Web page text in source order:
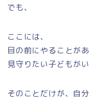
でも、
ここには、
目の前にやることがあ
見守りたい子どもがい
そのことだけが、自